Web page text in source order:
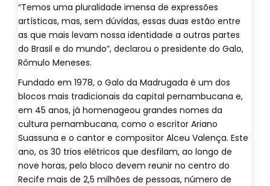
“Temos uma pluralidade imensa de expressões
artísticas, mas, sem dúvidas, essas duas estão entre
as que mais levam nossa identidade a outras partes
do Brasil e do mundo”, declarou o presidente do Galo,
Rômulo Meneses.
Fundado em 1978, o Galo da Madrugada é um dos
blocos mais tradicionais da capital pernambucana e,
em 45 anos, já homenageou grandes nomes da
cultura pernambucana, como o escritor Ariano
Suassuna e o cantor e compositor Alceu Valença. Este
ano, os 30 trios elétricos que desfilam, ao longo de
nove horas, pelo bloco devem reunir no centro do
Recife mais de 2,5 milhões de pessoas, número de